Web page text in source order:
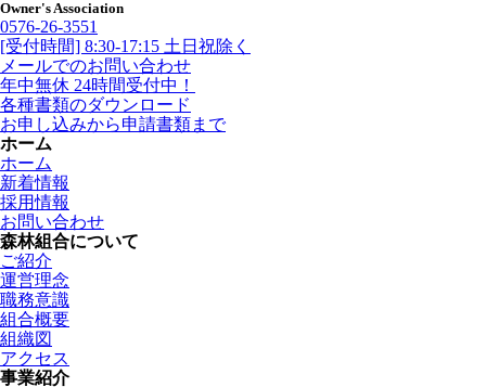
Owner's Association
0576-26-3551
[受付時間] 8:30-17:15 土日祝除く
メールでのお問い合わせ
年中無休 24時間受付中！
各種書類のダウンロード
お申し込みから申請書類まで
ホーム
ホーム
新着情報
採用情報
お問い合わせ
森林組合について
ご紹介
運営理念
職務意識
組合概要
組織図
アクセス
事業紹介